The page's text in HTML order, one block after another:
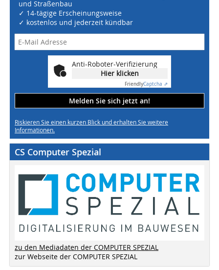
und Straßenbau
✓ 14-tägige Erscheinungsweise
✓ kostenlos und jederzeit kündbar
Anti-Roboter-Verifizierung
Hier klicken
FriendlyCaptcha ⇗
Melden Sie sich jetzt an!
Riskieren Sie einen kurzen Blick und erhalten Sie weitere
Informationen.
CS Computer Spezial
zu den Mediadaten der COMPUTER SPEZIAL
zur Webseite der COMPUTER SPEZIAL